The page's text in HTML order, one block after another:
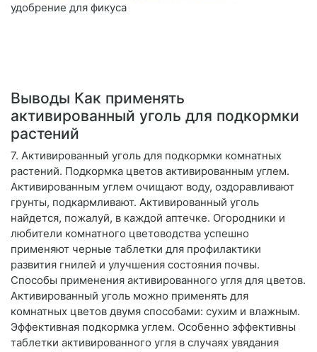
удобрение для фикуса
Выводы Как применять
активированный уголь для подкормки
растений
7. Активированный уголь для подкормки комнатных
растений. Подкормка цветов активированным углем.
Активированным углем очищают воду, оздоравливают
грунты, подкармливают. Активированный уголь
найдется, пожалуй, в каждой аптечке. Огородники и
любители комнатного цветоводства успешно
применяют черные таблетки для профилактики
развития гнилей и улучшения состояния почвы.
Способы применения активированного угля для цветов.
Активированный уголь можно применять для
комнатных цветов двумя способами: сухим и влажным.
Эффективная подкормка углем. Особенно эффективны
таблетки активированного угля в случаях увядания